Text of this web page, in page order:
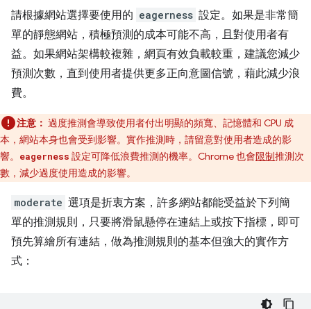
請根據網站選擇要使用的 eagerness 設定。如果是非常簡
單的靜態網站，積極預測的成本可能不高，且對使用者有
益。如果網站架構較複雜，網頁有效負載較重，建議您減少
預測次數，直到使用者提供更多正向意圖信號，藉此減少浪
費。
注意： 過度推測會導致使用者付出明顯的頻寬、記憶體和 CPU 成
本，網站本身也會受到影響。實作推測時，請留意對使用者造成的影
響。
eagerness 設定可降低浪費推測的機率。Chrome 也會限制推測次
數，減少過度使用造成的影響。
moderate 選項是折衷方案，許多網站都能受益於下列簡
單的推測規則，只要將滑鼠懸停在連結上或按下指標，即可
預先算繪所有連結，做為推測規則的基本但強大的實作方
式：